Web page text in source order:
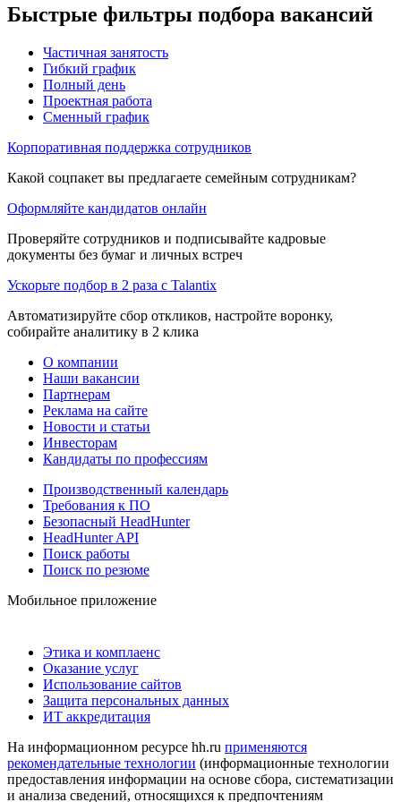
Быстрые фильтры подбора вакансий
Частичная занятость
Гибкий график
Полный день
Проектная работа
Сменный график
Корпоративная поддержка сотрудников
Какой соцпакет вы предлагаете семейным сотрудникам?
Оформляйте кандидатов онлайн
Проверяйте сотрудников и подписывайте кадровые
документы без бумаг и личных встреч
Ускорьте подбор в 2 раза с Talantix
Автоматизируйте сбор откликов, настройте воронку,
собирайте аналитику в 2 клика
О компании
Наши вакансии
Партнерам
Реклама на сайте
Новости и статьи
Инвесторам
Кандидаты по профессиям
Производственный календарь
Требования к ПО
Безопасный HeadHunter
HeadHunter API
Поиск работы
Поиск по резюме
Мобильное приложение
Этика и комплаенс
Оказание услуг
Использование сайтов
Защита персональных данных
ИТ аккредитация
На информационном ресурсе hh.ru применяются
рекомендательные технологии (информационные технологии
предоставления информации на основе сбора, систематизации
и анализа сведений, относящихся к предпочтениям